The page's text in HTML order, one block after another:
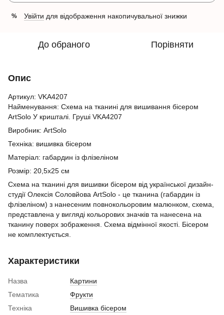
% Увійти для відображення накопичувальної знижки
До обраного Порівняти
Опис
Артикул: VKA4207
Найменування: Схема на тканині для вишивання бісером
ArtSolo У кришталі. Груші VKA4207
Виробник: ArtSolo
Техніка: вишивка бісером
Матеріал: габардин із флізеліном
Розмір: 20,5х25 см
Схема на тканині для вишивки бісером від української дизайн-
студії Олексія Соловйова ArtSolo - це тканина (габардин із
флізеліном) з нанесеним повнокольоровим малюнком, схема,
представлена у вигляді кольорових значків та нанесена на
тканину поверх зображення. Схема відмінної якості. Бісером
не комплектується.
Характеристики
Назва
Картини
Тематика
Фрукти
Техніка
Вишивка бісером